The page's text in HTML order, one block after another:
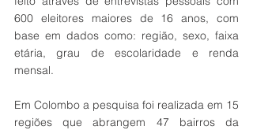
600 eleitores maiores de 16 anos, com
base em dados como: região, sexo, faixa
etária, grau de escolaridade e renda
mensal.
Em Colombo a pesquisa foi realizada em 15
regiões que abrangem 47 bairros da